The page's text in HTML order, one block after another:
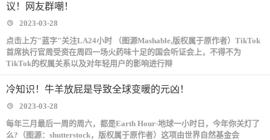
议！网友群嘲！
2023-03-28
点击上方"蓝字"关注LA24小时 （图源Mashable,版权属于原作者）TikTok
首席执行官周受资在周四一场火药味十足的国会听证会上，不得不为
TikTok的权属关系以及对年轻用户的影响进行辩
冷知识！牛羊放屁是导致全球变暖的元凶！
2023-03-28
每年三月最后一周的周六，都是Earth Hour-地球一小时日，今年你关灯了
么?（图源：shutterstock，版权属于原作者）这项由世界自然基金会